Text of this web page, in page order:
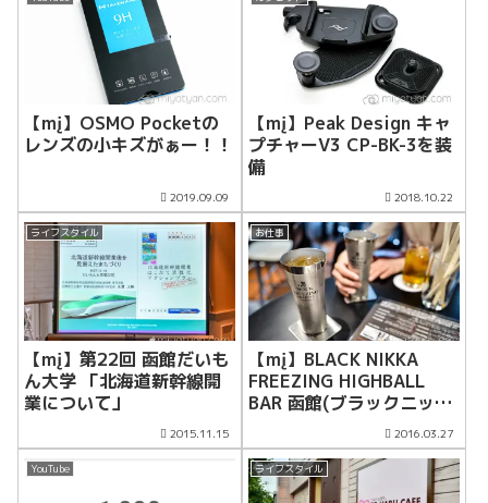
【mį】OSMO Pocketの
レンズの小キズがぁー！！
2019.09.09
【mį】Peak Design キャ
プチャーV3 CP-BK-3を装
備
2018.10.22
ライフスタイル
【mį】第22回 函館だいも
ん大学 「北海道新幹線開
業について」
2015.11.15
お仕事
【mį】BLACK NIKKA
FREEZING HIGHBALL
BAR 函館(ブラックニッカ
フリージングハイボールバ
ー函館)プレスリリースの
カメラマンとして同行しま
した
2016.03.27
YouTube ライフスタイル